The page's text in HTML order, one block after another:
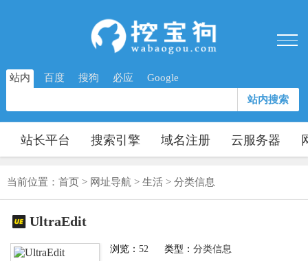
站内 百度 搜狗 必应 Google
站内搜索
站长平台 搜索引擎 域名注册 云服务器
当前位置： 首页 > 网址导航 > 生活 > 分类信息
UltraEdit
浏览：52 类型：分类信息